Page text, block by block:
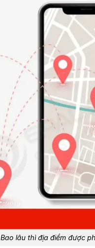
Bao lâu thì địa điểm được